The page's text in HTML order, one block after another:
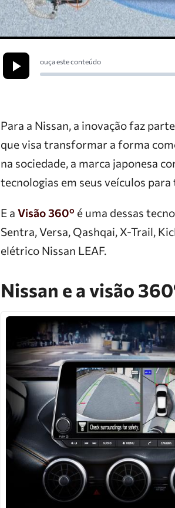
ouça este conteúdo
Para a Nissan, a inovação faz
que visa transformar a forma
na sociedade, a marca japonesa
tecnologias em seus veículos
E a Visão 360º é uma dessas
Sentra, Versa, Qashqai, X-Trail,
elétrico Nissan LEAF.
Nissan e a visão